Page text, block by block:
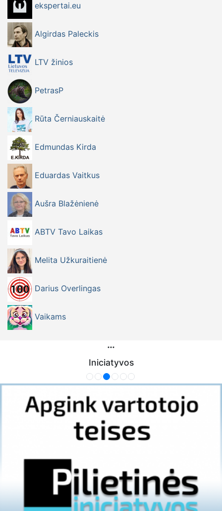
ekspertai.eu
Algirdas Paleckis
LTV žinios
PetrasP
Rūta Černiauskaitė
Edmundas Kirda
Eduardas Vaitkus
Aušra Blažėnienė
ABTV Tavo Laikas
Melita Užkuraitienė
Darius Overlingas
Vaikams
Iniciatyvos